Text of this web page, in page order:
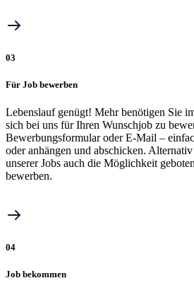
03
Für Job bewerben
Lebenslauf genügt! Mehr benötigen Sie
sich bei uns für Ihren Wunschjob zu
Bewerbungsformular oder E-Mail –
oder anhängen und abschicken.
unserer Jobs auch die Möglichkeit
bewerben.
04
Job bekommen